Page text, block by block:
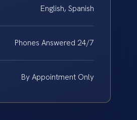
English, Spanish
Phones Answered 24/7
By Appointment Only